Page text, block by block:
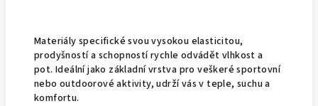
Materiály specifické svou vysokou elasticitou,
prodyšností a schopností rychle odvádět vlhkost a
pot. Ideální jako základní vrstva pro veškeré sportovní
nebo outdoorové aktivity, udrží vás v teple, suchu a
komfortu.